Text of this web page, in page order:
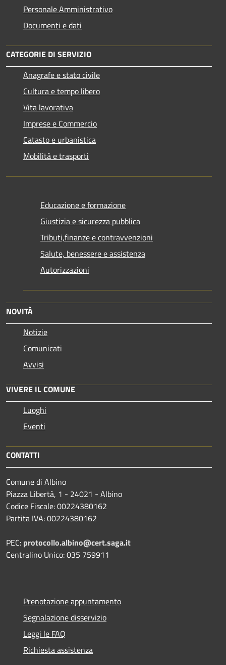
Personale Amministrativo
Documenti e dati
CATEGORIE DI SERVIZIO
Anagrafe e stato civile
Cultura e tempo libero
Vita lavorativa
Imprese e Commercio
Catasto e urbanistica
Mobilità e trasporti
Educazione e formazione
Giustizia e sicurezza pubblica
Tributi,finanze e contravvenzioni
Salute, benessere e assistenza
Autorizzazioni
NOVITÀ
Notizie
Comunicati
Avvisi
VIVERE IL COMUNE
Luoghi
Eventi
CONTATTI
Comune di Albino
Piazza Libertà, 1 - 24021 - Albino
Codice Fiscale: 00224380162
Partita IVA: 00224380162
PEC: protocollo.albino@cert.saga.it
Centralino Unico: 035 759911
Prenotazione appuntamento
Segnalazione disservizio
Leggi le FAQ
Richiesta assistenza